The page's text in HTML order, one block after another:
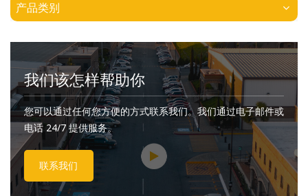
产品类别
我们该怎样帮助你
您可以通过任何您方便的方式联系我们。我们通过电子邮件或
电话 24/7 提供服务。
联系我们